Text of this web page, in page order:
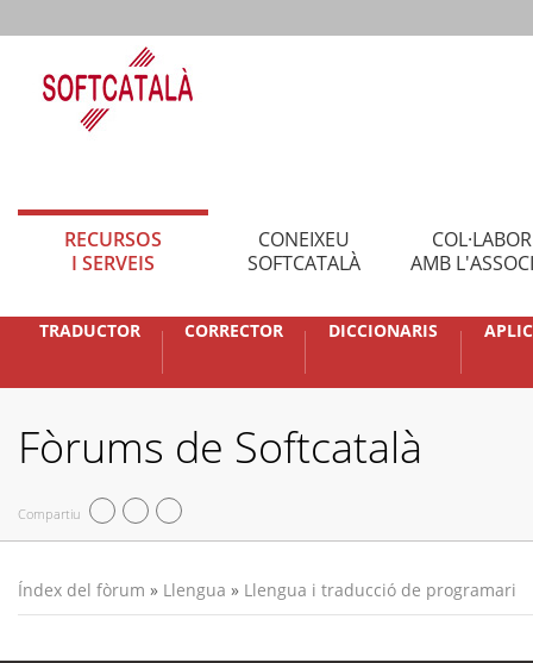
RECURSOS
I SERVEIS
CONEIXEU
SOFTCATALÀ
AMB
TRADUCTOR CORRECTOR DICCIONARIS
Fòrums de Softcatalà
Compartiu
Índex del fòrum » Llengua » Llengua i traducció de programari